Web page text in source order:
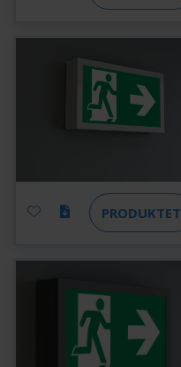
PRODUKTET